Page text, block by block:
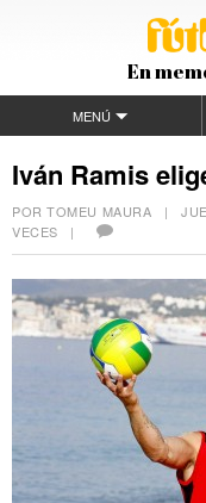
En
MENÚ
Iván Ramis
POR TOMEU MAURA |
VECES |